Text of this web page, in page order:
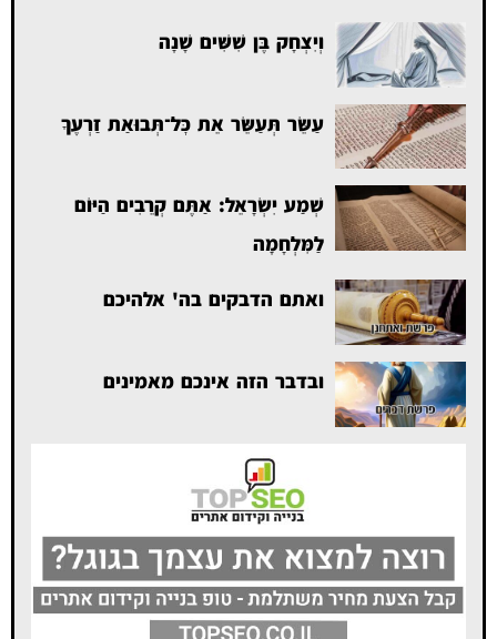
וְיִצְחָק בֶּן שִׁשִּׁים שָׁנָה
עַשֵּׂר תְּעַשֵּׂר אֵת כׇּל־תְּבוּאַת זַרְעֶךָ
שְׁמַע יִשְׂרָאֵל: אַתֶּם קְרֵבִים הַיּוֹם
לַמִּלְחָמָה
ואתם הדבקים בה' אלהיכם
ובדבר הזה אינכם מאמינים